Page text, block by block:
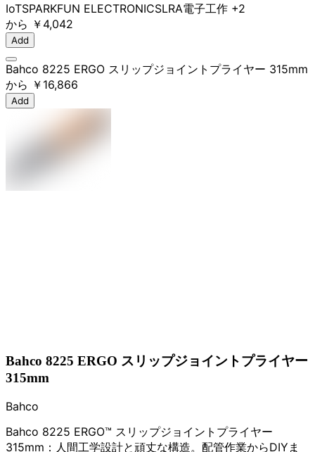
IoTSPARKFUN ELECTRONICSLRA電子工作 +2
から ￥4,042
Add
Bahco 8225 ERGO スリップジョイントプライヤー 315mm
から ￥16,866
Add
Bahco 8225 ERGO スリップジョイントプライヤー
315mm
Bahco
Bahco 8225 ERGO™ スリップジョイントプライヤー
315mm：人間工学設計と頑丈な構造。配管作業からDIYま